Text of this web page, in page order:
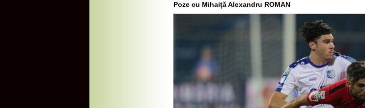
Poze cu Mihaiță Alexandru ROMAN